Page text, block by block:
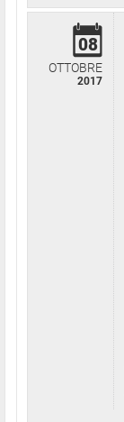
08
OTTOBRE
2017